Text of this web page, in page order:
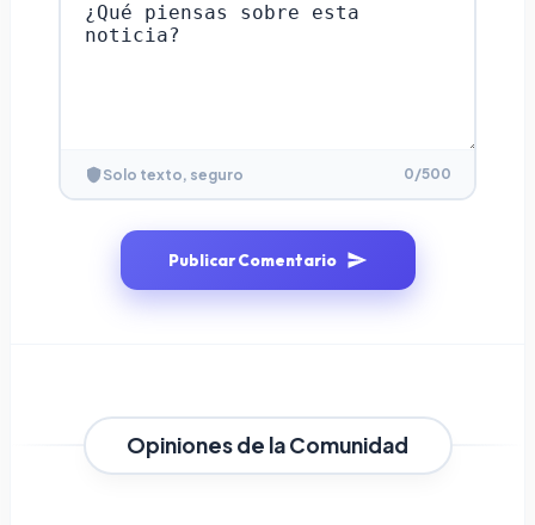
Solo texto, seguro 0/500
Publicar Comentario
Opiniones de la Comunidad